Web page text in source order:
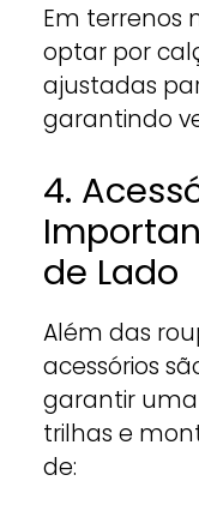
Em terrenos
optar por
ajustadas
garantindo
4.
de Lado
Além das
acessórios
garantir
trilhas e
de: